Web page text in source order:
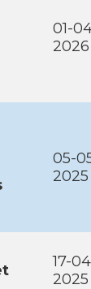
01-
2026
05-
2025
17-
2025